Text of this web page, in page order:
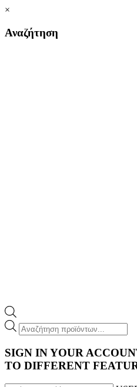
×
Αναζήτηση
Products
search
SIGN IN YOUR
TO DIFFERENT